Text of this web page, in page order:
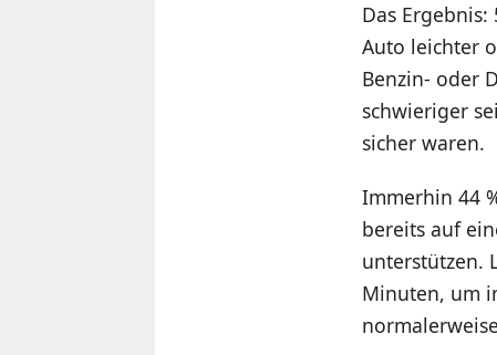
Das
Auto leichter
Benzin- oder
schwieriger
sicher waren.
Immerhin 44
bereits auf
unterstützen.
Minuten, um